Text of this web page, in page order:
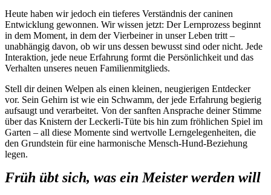
Heute haben wir jedoch ein tieferes Verständnis der caninen
Entwicklung gewonnen. Wir wissen jetzt: Der Lernprozess beginnt
in dem Moment, in dem der Vierbeiner in unser Leben tritt –
unabhängig davon, ob wir uns dessen bewusst sind oder nicht. Jede
Interaktion, jede neue Erfahrung formt die Persönlichkeit und das
Verhalten unseres neuen Familienmitglieds.
Stell dir deinen Welpen als einen kleinen, neugierigen Entdecker
vor. Sein Gehirn ist wie ein Schwamm, der jede Erfahrung begierig
aufsaugt und verarbeitet. Von der sanften Ansprache deiner Stimme
über das Knistern der Leckerli-Tüte bis hin zum fröhlichen Spiel im
Garten – all diese Momente sind wertvolle Lerngelegenheiten, die
den Grundstein für eine harmonische Mensch-Hund-Beziehung
legen.
Früh übt sich, was ein Meister werden will